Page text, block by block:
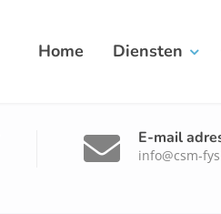
Home Diensten
E-mail
info@csm-